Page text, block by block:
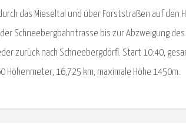
das Mieseltal und über Forststraßen auf den
Schneebergbahntrasse bis zur Abzweigung
zurück nach Schneebergdörfl. Start 10:40,
Höhenmeter, 16,725 km, maximale Höhe 1450m.